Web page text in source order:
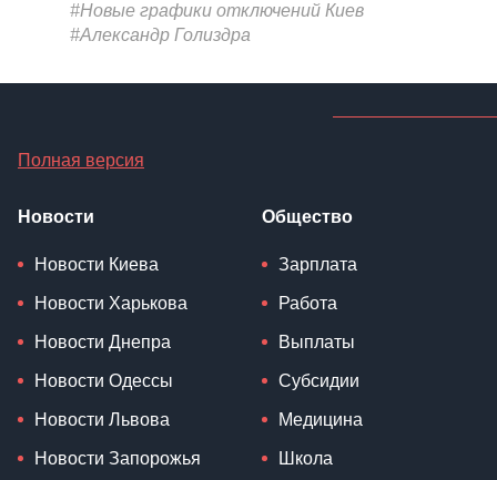
#Новые графики отключений Киев
#Александр Голиздра
Полная версия
Новости
Новости Киева
Новости Харькова
Новости Днепра
Новости Одессы
Новости Львова
Новости Запорожья
Общество
Зарплата
Работа
Выплаты
Субсидии
Медицина
Школа